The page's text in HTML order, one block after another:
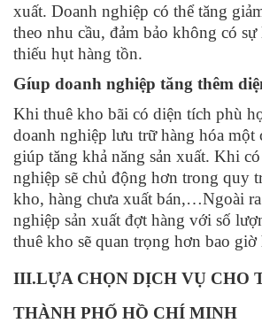
xuất. Doanh nghiệp có thể tăng
theo nhu cầu, đảm bảo không có
thiếu hụt hàng tồn.
Gíup doanh nghiệp tăng thêm
Khi thuê kho bãi có diện tích phù
doanh nghiệp lưu trữ hàng hóa một
giúp tăng khả năng sản xuất. Khi
nghiệp sẽ chủ động hơn trong quy
kho, hàng chưa xuất bán,…Ngoài
nghiệp sản xuất đợt hàng với số
thuê kho sẽ quan trọng hơn bao giờ
III.LỰA CHỌN DỊCH VỤ CHO
THÀNH PHỐ HỒ CHÍ MINH